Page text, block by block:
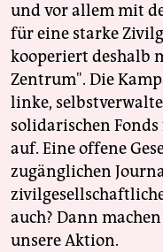
und vor allem mit
für eine starke
kooperiert deshalb
Zentrum". Die
linke,
solidarischen
auf. Eine offene
zugänglichen
auch? Dann
unsere Aktion.